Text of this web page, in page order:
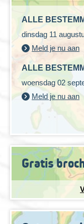
ALLE
dinsdag 11
Meld je nu aan
ALLE
woensdag 02
Meld je nu aan
Gratis